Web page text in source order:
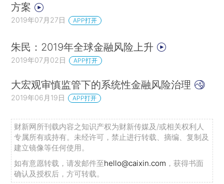
方案
2019年07月27日 APP打开
朱民：2019年全球金融风险上升
2019年07月02日 APP打开
大宏观审慎监管下的系统性金融风险治理
2019年06月19日 APP打开
财新网所刊载内容之知识产权为财新传媒及/或相关权利人
专属所有或持有。未经许可，禁止进行转载、摘编、复制及
建立镜像等任何使用。
如有意愿转载，请发邮件至hello@caixin.com ，获得书面
确认及授权后，方可转载。